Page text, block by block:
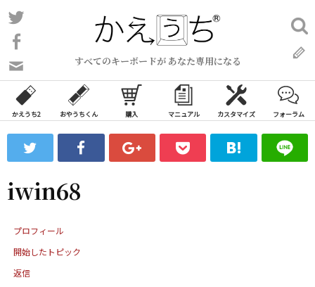
コ
ン
ン
ツ
ス
ッ
プ
すべてのキーボードが あなた専用になる
い
合
わ
フ
ォ
ム
検
索:
かえうち2 おやうちくん 購入 マニュアル カスタマイズ フォーラム
iwin68
プロフィール
開始したトピック
返信